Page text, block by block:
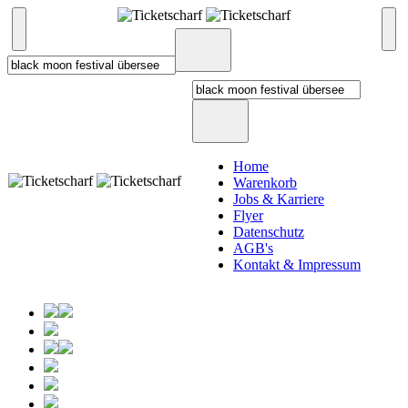
Home
Warenkorb
Jobs & Karriere
Flyer
Datenschutz
AGB's
Kontakt & Impressum